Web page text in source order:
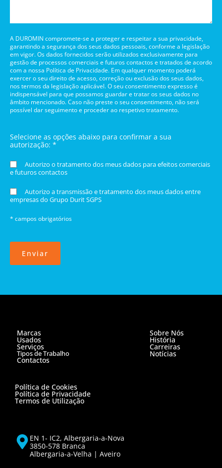
A DUROMIN compromete-se a proteger e respeitar a sua privacidade,
garantindo a segurança dos seus dados pessoais, conforme a legislação
em vigor. Os dados fornecidos serão utilizados exclusivamente para
gestão de processos comerciais e futuros contactos e tratados de acordo
com a nossa Política de Privacidade. Em qualquer momento poderá
exercer o seu direito de acesso, correção ou exclusão dos seus dados,
nos termos da legislação aplicável. O seu consentimento expresso é
indispensável para que possamos guardar e tratar os seus dados no
âmbito mencionado. Caso não preste o seu consentimento, não será
possível dar seguimento e proceder ao respetivo tratamento.
Selecione as opções abaixo para confirmar a sua
autorização: *
Autorizo o tratamento dos meus dados para efeitos comerciais
e futuros contactos
Autorizo a transmissão e tratamento dos meus dados entre
empresas do Grupo Durit SGPS
* campos obrigatórios
Enviar
Marcas
Usados
Serviços
Tipos de Trabalho
Contactos
Sobre Nós
História
Carreiras
Notícias
Política de Cookies
Política de Privacidade
Termos de Utilização
EN 1- IC2, Albergaria-a-Nova
3850-578 Branca
Albergaria-a-Velha | Aveiro